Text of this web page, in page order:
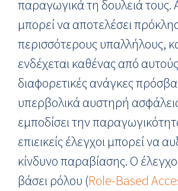
παραγωγικά τη δουλειά τους.
μπορεί να αποτελέσει
περισσότερους υπαλλήλους,
ενδέχεται καθένας από
διαφορετικές ανάγκες
υπερβολικά αυστηρή
εμποδίσει την
επιεικείς έλεγχοι μπορεί να
κίνδυνο παραβίασης. Ο
βάσει ρόλου (Role-Based